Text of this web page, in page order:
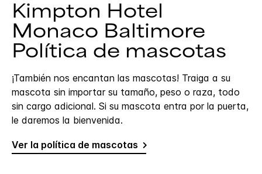
Kimpton Hotel
Monaco Baltimore
Política de mascotas
¡También nos encantan las mascotas! Traiga a su
mascota sin importar su tamaño, peso o raza, todo
sin cargo adicional. Si su mascota entra por la puerta,
le daremos la bienvenida.
Ver la política de mascotas